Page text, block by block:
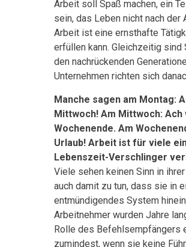
Arbeit soll Spaß machen, ein
sein, das Leben nicht nach der
Arbeit ist eine ernsthafte
erfüllen kann. Gleichzeitig sind
den nachrückenden
Unternehmen richten sich
Manche sagen am Montag:
Mittwoch! Am Mittwoch: Ach
Wochenende. Am
Urlaub! Arbeit ist für viele
Lebenszeit-Verschlinger
Viele sehen keinen Sinn in
auch damit zu tun, dass sie in
entmündigendes System
Arbeitnehmer wurden Jahre
Rolle des Befehlsempfängers
zumindest, wenn sie keine